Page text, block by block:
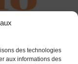
des technologies
aux informations des
en Mars